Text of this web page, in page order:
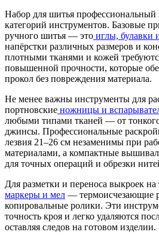
Набор для шитья профессиональный
категорий инструментов. Базовые
ручного шитья — это иглы, булавки
напёрстки различных размеров и
плотными тканями и кожей
повышенной прочности, которые
прокол без повреждения материала.
Не менее важны инструменты для
портновские ножницы и
любыми типами тканей — от
джинсы. Профессиональные
лезвия 21–26 см незаменимы при
материалами, а компактные
для точных операций и обрезки
Для разметки и переноса выкроек на
маркеры и мел — термоисчезающие
копировальные ролики. Эти
точность кроя и легко удаляются
оставляя следов на готовом изделии.